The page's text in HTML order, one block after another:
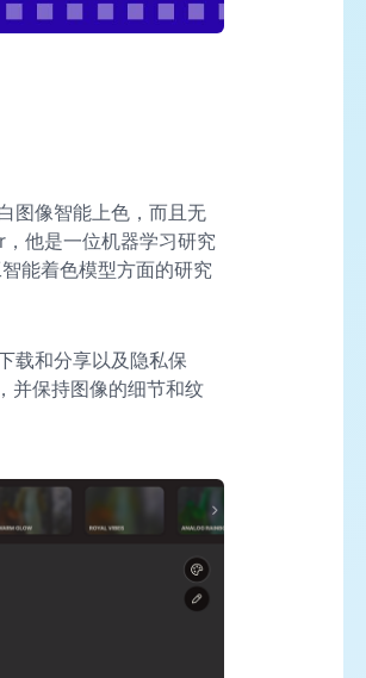
图像智能上色，而且无
他是一位机器学习研究
能着色模型方面的研究
载和分享以及隐私保
并保持图像的细节和纹